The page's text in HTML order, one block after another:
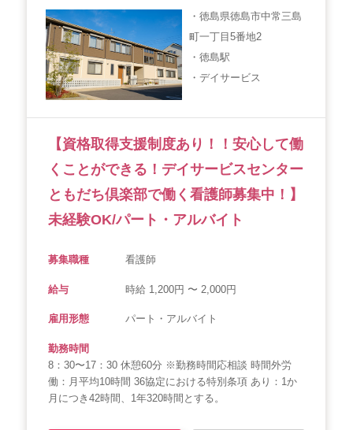
・徳島県徳島市中常三島
町一丁目5番地2
・徳島駅
・デイサービス
【資格取得支援制度あり！！安心して働
くことができる！デイサービスセンター
ともだち倶楽部で働く看護師募集中！】
未経験OK/パート・アルバイト
募集職種 看護師
給与 時給 1,200円 〜 2,000円
雇用形態 パート・アルバイト
勤務時間
8：30〜17：30 休憩60分 ※勤務時間応相談 時間外労
働：月平均10時間 36協定における特別条項 あり：1か
月につき42時間、1年320時間とする。